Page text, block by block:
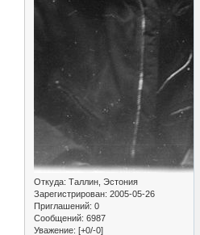
Откуда: Таллин, Эстония
Зарегистрирован: 2005-05-26
Приглашений: 0
Сообщений: 6987
Уважение: [+0/-0]